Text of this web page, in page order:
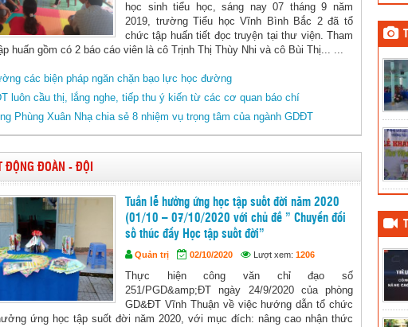
học sinh tiểu học, sáng nay 07 tháng 9 năm
2019, trường Tiểu học Vĩnh Bình Bắc 2 đã tổ
chức tập huấn tiết đọc truyện tại thư viện. Tham
huấn gồm có 2 báo cáo viên là cô Trịnh Thị Thùy Nhi và cô Bùi Thị... ...
các biện pháp ngăn chặn bạo lực học đường
luôn cầu thị, lắng nghe, tiếp thu ý kiến từ các cơ quan báo chí
Phùng Xuân Nhạ chia sẻ 8 nhiệm vụ trọng tâm của ngành GDĐT
ĐỘNG ĐOÀN - ĐỘI
Tuần lễ hưởng ứng học tập suốt đời năm 2020
(01/10 – 07/10/2020 với chủ đề ” Chuyển đổi
số thúc đẩy Học tập suốt đời”
Quản trị 02/10/2020 Lượt xem: 1206
Thực hiện công văn chỉ đạo số
251/PGD&amp;ĐT ngày 24/9/2020 của phòng
GD&ĐT Vĩnh Thuận về việc hướng dẫn tổ chức
ứng học tập suốt đời năm 2020, với mục đích: nâng cao nhận thức